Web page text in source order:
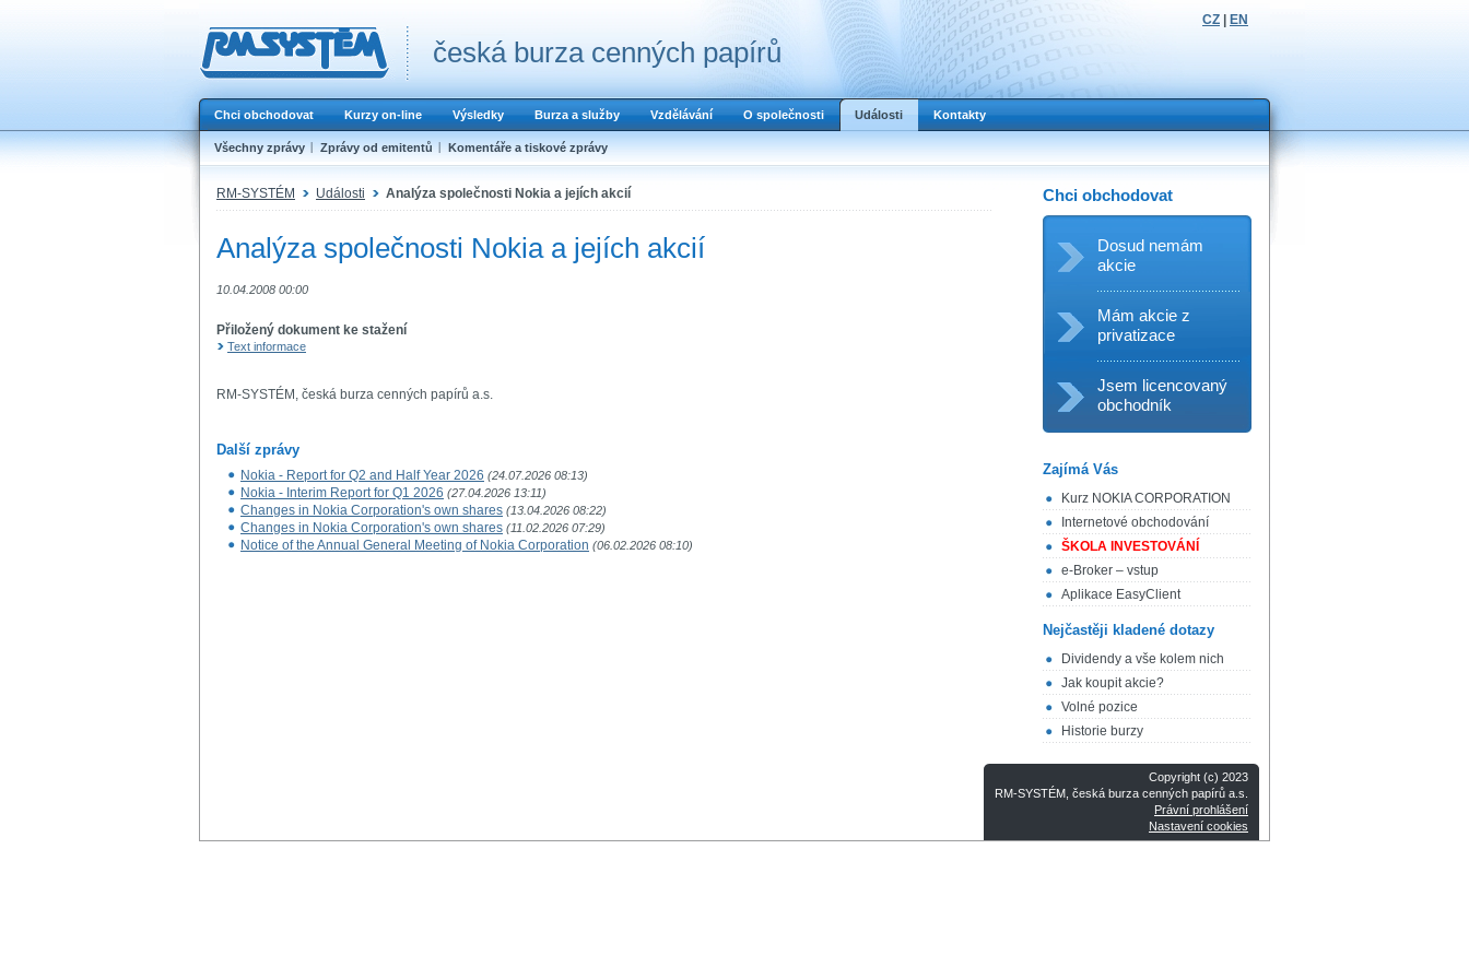
česká burza cenných papírů
CZ EN
Chci obchodovat Kurzy on-line Výsledky Burza a služby Vzdělávání O společnosti Události Kontakty
Všechny zprávy Zprávy od emitentů Komentáře a tiskové zprávy
RM-SYSTÉM Události Analýza společnosti Nokia a jejích akcií
Analýza společnosti Nokia a jejích akcií
10.04.2008 00:00
Přiložený dokument ke stažení
Text informace
RM-SYSTÉM, česká burza cenných papírů a.s.
Další zprávy
Nokia - Report for Q2 and Half Year 2026 (24.07.2026 08:13)
Nokia - Interim Report for Q1 2026 (27.04.2026 13:11)
Changes in Nokia Corporation's own shares (13.04.2026 08:22)
Changes in Nokia Corporation's own shares (11.02.2026 07:29)
Notice of the Annual General Meeting of Nokia Corporation (06.02.2026 08:10)
Chci obchodovat
Dosud nemám
akcie
Mám akcie z
privatizace
Jsem licencovaný
obchodník
Zajímá Vás
Kurz NOKIA CORPORATION
Internetové obchodování
ŠKOLA INVESTOVÁNÍ
e-Broker – vstup
Aplikace EasyClient
Nejčastěji kladené dotazy
Dividendy a vše kolem nich
Jak koupit akcie?
Volné pozice
Historie burzy
Copyright (c) 2023
RM-SYSTÉM, česká burza cenných papírů a.s.
Právní prohlášení
Nastavení cookies